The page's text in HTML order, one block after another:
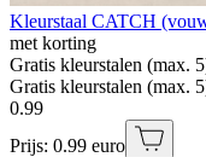
Kleurstaal CATCH
met korting
Gratis kleurstalen (max.
Gratis kleurstalen (max.
0.99
Prijs: 0.99 euro